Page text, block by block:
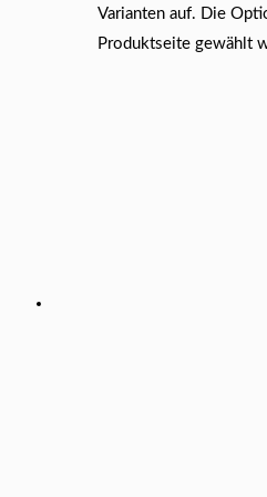
Varianten auf. Die
Produktseite gewählt